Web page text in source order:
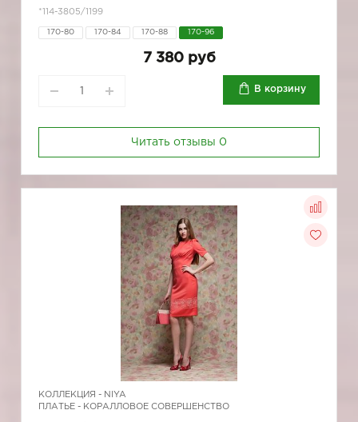
*114-3805/1199
170-80 170-84 170-88 170-96
7 380 руб
В корзину
Читать отзывы 0
КОЛЛЕКЦИЯ - NIYA
ПЛАТЬЕ - КОРАЛЛОВОЕ СОВЕРШЕНСТВО